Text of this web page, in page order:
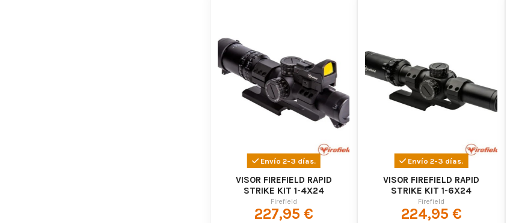
Envío 2-3 días.
VISOR FIREFIELD RAPID
STRIKE KIT 1-4X24
Firefield
227,95 €
Envío 2-3 días.
VISOR FIREFIELD RAPID
STRIKE KIT 1-6X24
Firefield
224,95 €